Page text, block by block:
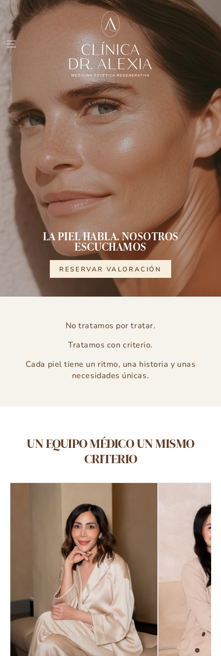
IR AL
CONTENIDO
LA PIEL HABLA. NOSOTROS
ESCUCHAMOS
RESERVAR VALORACIÓN
No tratamos por tratar.
Tratamos con criterio.
Cada piel tiene un ritmo, una historia y unas
necesidades únicas.
UN EQUIPO MÉDICO UN MISMO
CRITERIO